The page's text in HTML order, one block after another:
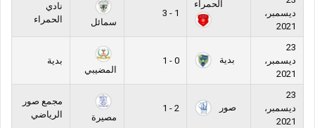
ديسمبر،
2021
الحمراء
1 - 3
سمائل
نادي
الحمراء
23
ديسمبر،
2021
بدية
0 - 1
المضيبي
بدية
23
ديسمبر،
2021
صور
2 - 1
مصيرة
مجمع صور
الرياضي